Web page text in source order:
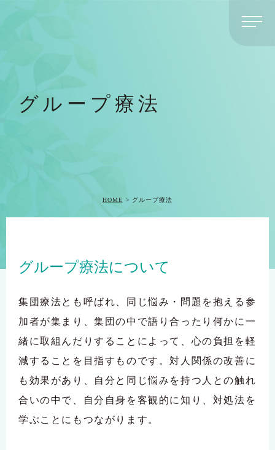
グループ療法
HOME グループ療法
グループ療法について
集団療法とも呼ばれ、同じ悩み・問題を抱える参
加者が集まり、集団の中で語り合ったり何かに一
緒に取組んだりすることによって、心の負担を軽
減することを目指すものです。 対人関係の改善に
も効果があり、自分と同じ悩みを持つ人との触れ
合いの中で、自分自身を客観的に知り、対処法を
学ぶことにもつながります。